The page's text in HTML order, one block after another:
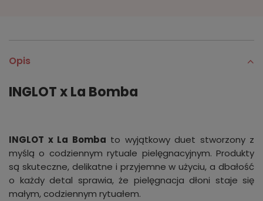
Opis
INGLOT x La Bomba
INGLOT x La Bomba to wyjątkowy duet stworzony z
myślą o codziennym rytuale pielęgnacyjnym. Produkty
są skuteczne, delikatne i przyjemne w użyciu, a dbałość
o każdy detal sprawia, że pielęgnacja dłoni staje się
małym, codziennym rytuałem.